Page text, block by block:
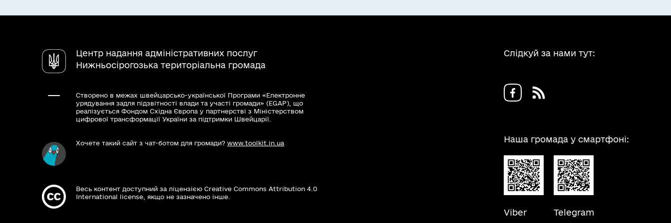
Центр надання адміністративних послуг
Нижньосірогозька територіальна громада
Створено в межах швейцарсько-української Програми «Електронне
урядування задля підзвітності влади та участі громади» (EGAP), що
реалізується Фондом Східна Європа у партнерстві з Міністерством
цифрової трансформації України за підтримки Швейцарії.
Хочете такий сайт з чат-ботом для громади? www.toolkit.in.ua
Весь контент доступний за ліцензією Creative Commons Attribution 4.0
International license, якщо не зазначено інше.
Слідкуй за нами тут:
Наша громада у смартфоні:
Viber Telegram